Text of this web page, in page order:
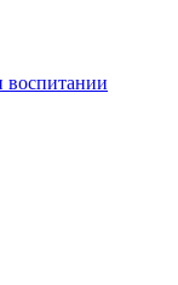
воспитании